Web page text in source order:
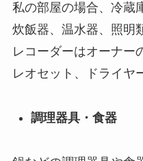
私の部屋の場合、冷蔵
炊飯器、温水器、照明
レコーダーはオーナー
レオセット、ドライヤ
調理器具・食器